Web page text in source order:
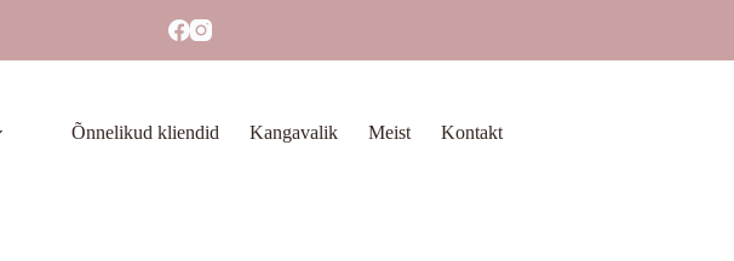
Õnnelikud kliendid Kangavalik Meist Kontakt